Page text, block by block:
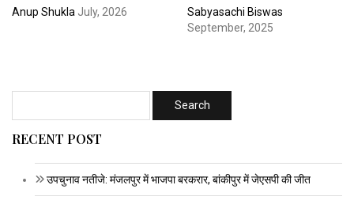
Anup Shukla July, 2026
Sabyasachi Biswas
September, 2025
RECENT POST
उपचुनाव नतीजे: मंजलपुर में भाजपा बरकरार, बांकीपुर में जेएसपी की जीत